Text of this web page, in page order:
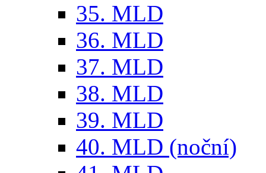
35. MLD
36. MLD
37. MLD
38. MLD
39. MLD
40. MLD (noční)